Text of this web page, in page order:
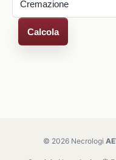
Calcola
© 2026 Necrologi